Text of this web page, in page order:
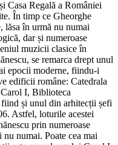
Casa Regală a României
În timp ce Gheorghe
lăsa în urmă nu numai
dar și numeroase
muzicii clasice în
se remarca drept unul
epocii moderne, fiindu-i
edificii române: Catedrala
I, Biblioteca
și unul din arhitecții șefi
Astfel, loturile acestei
prin numeroase
numai. Poate cea mai